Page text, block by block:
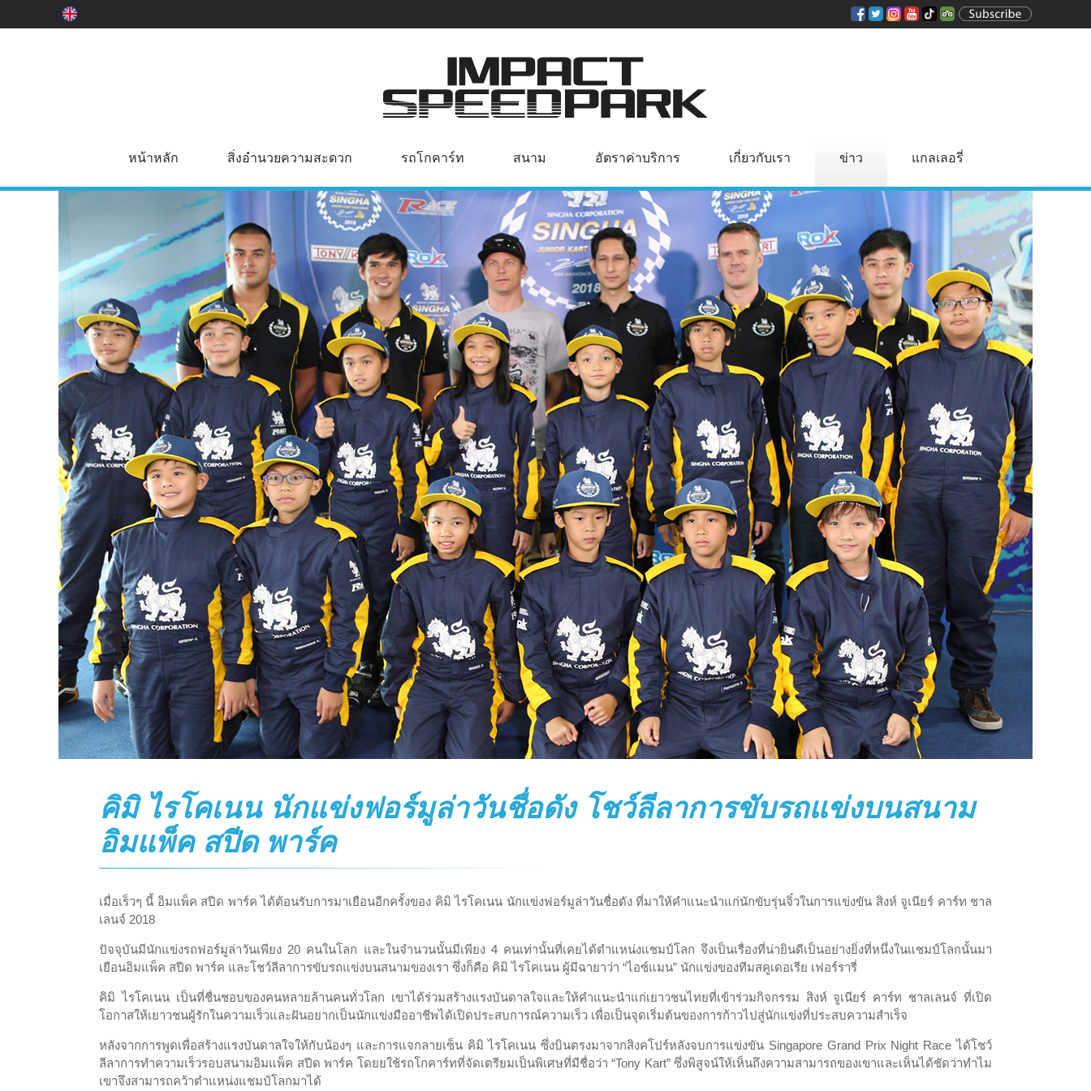
หน้าหลัก สิ่งอำนวยความสะดวก รถโกคาร์ท สนาม อัตราค่าบริการ เกี่ยวกับเรา ข่าว แกลเลอรี่
คิมิ ไรโคเนน นักแข่งฟอร์มูล่าวันชื่อดัง โชว์ลีลาการขับรถแข่งบนสนาม
อิมแพ็ค สปีด พาร์ค
เมื่อเร็วๆ นี้ อิมแพ็ค สปีด พาร์ค ได้ต้อนรับการมาเยือนอีกครั้งของ คิมิ ไรโคเนน นักแข่งฟอร์มูล่าวันชื่อดัง ที่มาให้คำแนะนำแก่นักขับรุ่นจิ๋วในการแข่งขัน สิงห์ จูเนียร์ คาร์ท ชาล
เลนจ์ 2018
ปัจจุบันมีนักแข่งรถฟอร์มูล่าวันเพียง 20 คนในโลก และในจำนวนนั้นมีเพียง 4 คนเท่านั้นที่เคยได้ตำแหน่งแชมป์โลก จึงเป็นเรื่องที่น่ายินดีเป็นอย่างยิ่งที่หนึ่งในแชมป์โลกนั้นมา
เยือนอิมแพ็ค สปีด พาร์ค และโชว์ลีลาการขับรถแข่งบนสนามของเรา ซึ่งก็คือ คิมิ ไรโคเนน ผู้มีฉายาว่า “ไอซ์แมน” นักแข่งของทีมสคูเดอเรีย เฟอร์รารี่
คิมิ ไรโคเนน เป็นที่ชื่นชอบของคนหลายล้านคนทั่วโลก เขาได้ร่วมสร้างแรงบันดาลใจและให้คำแนะนำแก่เยาวชนไทยที่เข้าร่วมกิจกรรม สิงห์ จูเนียร์ คาร์ท ชาลเลนจ์ ที่เปิด
โอกาสให้เยาวชนผู้รักในความเร็วและฝันอยากเป็นนักแข่งมืออาชีพได้เปิดประสบการณ์ความเร็ว เพื่อเป็นจุดเริ่มต้นของการก้าวไปสู่นักแข่งที่ประสบความสำเร็จ
หลังจากการพูดเพื่อสร้างแรงบันดาลใจให้กับน้องๆ และการแจกลายเซ็น คิมิ ไรโคเนน ซึ่งบินตรงมาจากสิงคโปร์หลังจบการแข่งขัน Singapore Grand Prix Night Race ได้โชว์
ลีลาการทำความเร็วรอบสนามอิมแพ็ค สปีด พาร์ค โดยยใช้รถโกคาร์ทที่จัดเตรียมเป็นพิเศษที่มีชื่อว่า “Tony Kart” ซึ่งพิสูจน์ให้เห็นถึงความสามารถของเขาและเห็นได้ชัดว่าทำไม
เขาจึงสามารถคว้าตำแหน่งแชมป์โลกมาได้